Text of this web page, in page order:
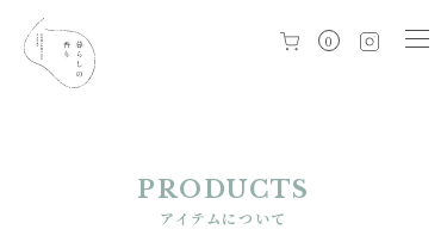
0
PRODUCTS
アイテムについて